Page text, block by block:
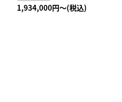
1,934,000円～(税込)